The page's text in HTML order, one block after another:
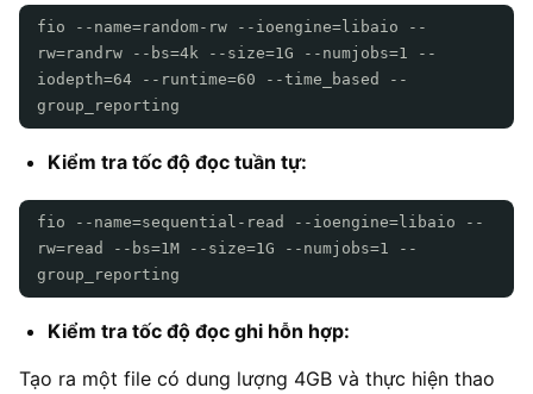
fio --name=random-rw --ioengine=libaio --
rw=randrw --bs=4k --size=1G --numjobs=1 --
iodepth=64 --runtime=60 --time_based --
group_reporting
Kiểm tra tốc độ đọc tuần tự:
fio --name=sequential-read --ioengine=libaio --
rw=read --bs=1M --size=1G --numjobs=1 --
group_reporting
Kiểm tra tốc độ đọc ghi hỗn hợp:
Tạo ra một file có dung lượng 4GB và thực hiện thao